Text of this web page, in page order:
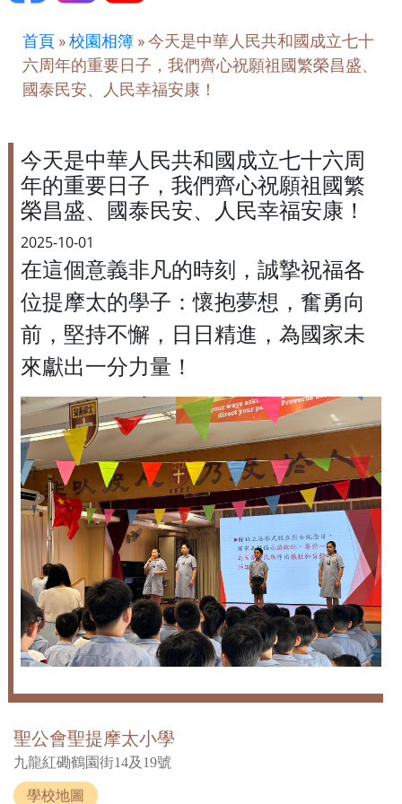
首頁 »校園相簿 »今天是中華人民共和國成立七十
六周年的重要日子，我們齊心祝願祖國繁榮昌盛、
國泰民安、人民幸福安康！
今天是中華人民共和國成立七十六周
年的重要日子，我們齊心祝願祖國繁
榮昌盛、國泰民安、人民幸福安康！
2025-10-01
在這個意義非凡的時刻，誠摯祝福各
位提摩太的學子：懷抱夢想，奮勇向
前，堅持不懈，日日精進，為國家未
來獻出一分力量！
聖公會聖提摩太小學
九龍紅磡鶴園街14及19號
學校地圖